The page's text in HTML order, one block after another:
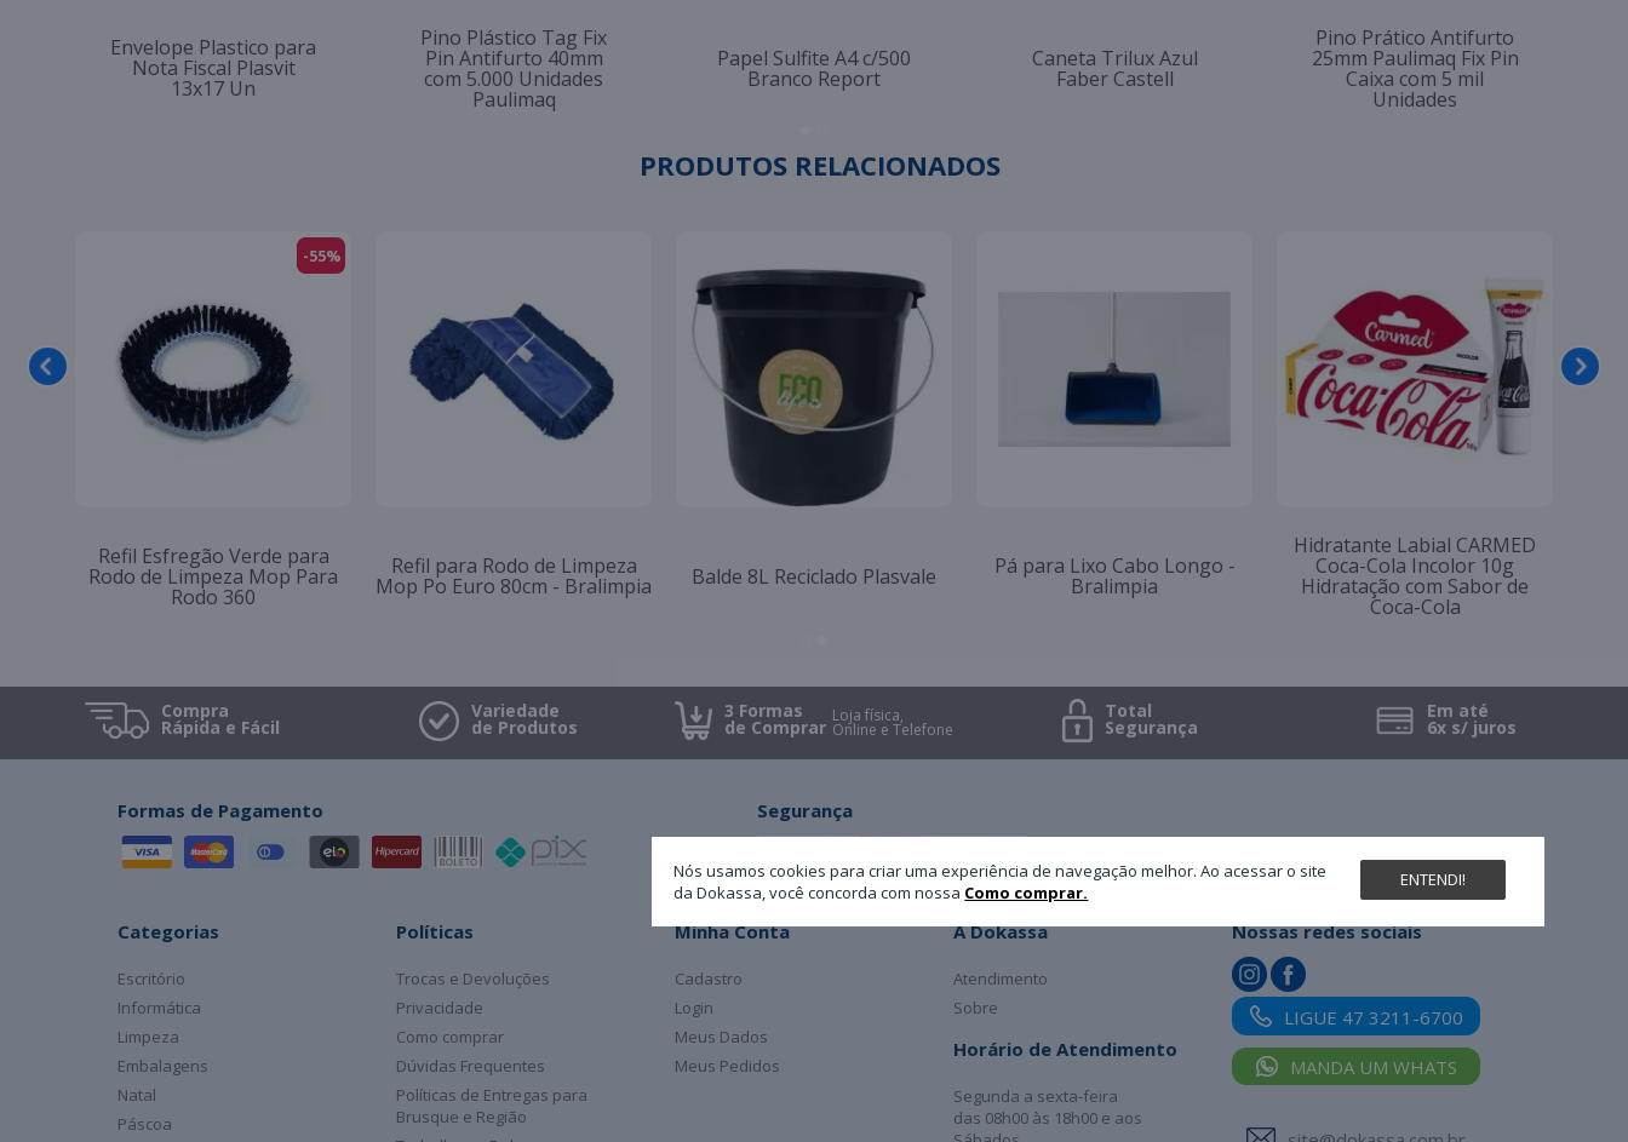
Envelope Plastico para
Nota Fiscal Plasvit
13x17 Un
Pino Plástico Tag Fix
Pin Antifurto 40mm
com 5.000 Unidades
Paulimaq
Papel Sulfite A4 c/500
Branco Report
Caneta Trilux Azul
Faber Castell
Pino Prático Antifurto
25mm Paulimaq Fix Pin
Caixa com 5 mil
Unidades
PRODUTOS RELACIONADOS
Alvejante com Cloro 5L São
Paulo
Refil Esfregão Verde para
Rodo de Limpeza Mop Para
Rodo 360
Refil para Rodo de Limpeza
Mop Po Euro 80cm - Bralimpia Balde 8L Reciclado Plasvale Pá para Lixo Cabo Longo -
Bralimpia
Compra
Rápida e Fácil
Variedade
de Produtos
3 Formas
de Comprar Loja física,
Online e Telefone
Total
Segurança
Em até
6x s/ juros
Nós usamos cookies para criar uma experiência de navegação melhor. Ao acessar o site
da Dokassa, você concorda com nossa Como comprar.
ENTENDI!
Formas de Pagamento Segurança
Categorias
Escritório
Informática
Limpeza
Embalagens
Natal
Páscoa
Políticas
Trocas e Devoluções
Privacidade
Como comprar
Dúvidas Frequentes
Políticas de Entregas para
Brusque e Região
Minha Conta
Cadastro
Login
Meus Dados
Meus Pedidos
A Dokassa
Atendimento
Sobre
Horário de Atendimento
Segunda a sexta-feira
das 08h00 às 18h00 e aos
Nossas redes sociais
LIGUE 47 3211-6700
MANDA UM WHATS